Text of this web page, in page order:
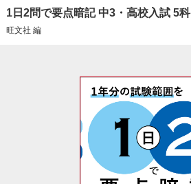
1日2問で要点暗記 中3・高校入試 5科
旺文社 編